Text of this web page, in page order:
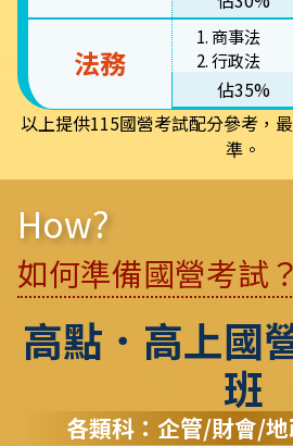
法務
商事法
行政法
佔35%
以上提供115國營考試配分參考，
準。
How?
如何準備國營考試？
高點．高上國
班
各類科：企管/財會/